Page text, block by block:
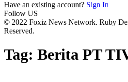
Have an existing account? Sign In
Follow US
© 2022 Foxiz News Network. Ruby
Reserved.
Tag: Berita PT